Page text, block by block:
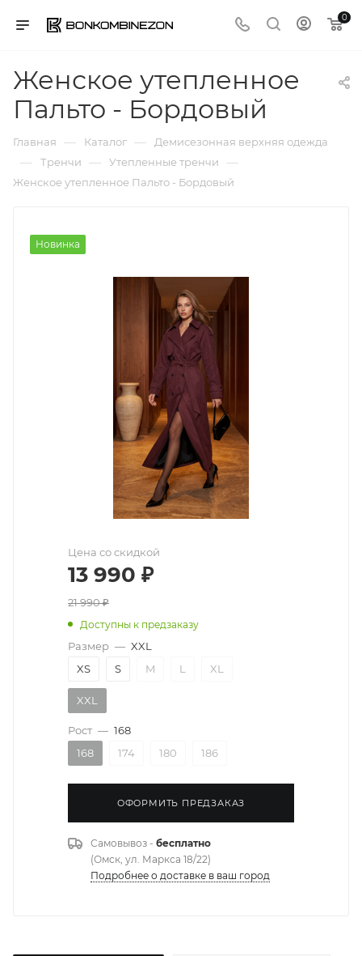
0
Женское утепленное
Пальто - Бордовый
Главная — Каталог — Демисезонная верхняя одежда
— Тренчи — Утепленные тренчи —
Женское утепленное Пальто - Бордовый
Новинка
Цена со скидкой
13 990 ₽
21 990₽
Доступны к предзаказу
Размер — XXL
XS
S M L XL
XXL
Рост — 168
168
174 180 186
ОФОРМИТЬ ПРЕДЗАКАЗ
Самовывоз - бесплатно
(Омск, ул. Маркса 18/22)
Подробнее о доставке в ваш город